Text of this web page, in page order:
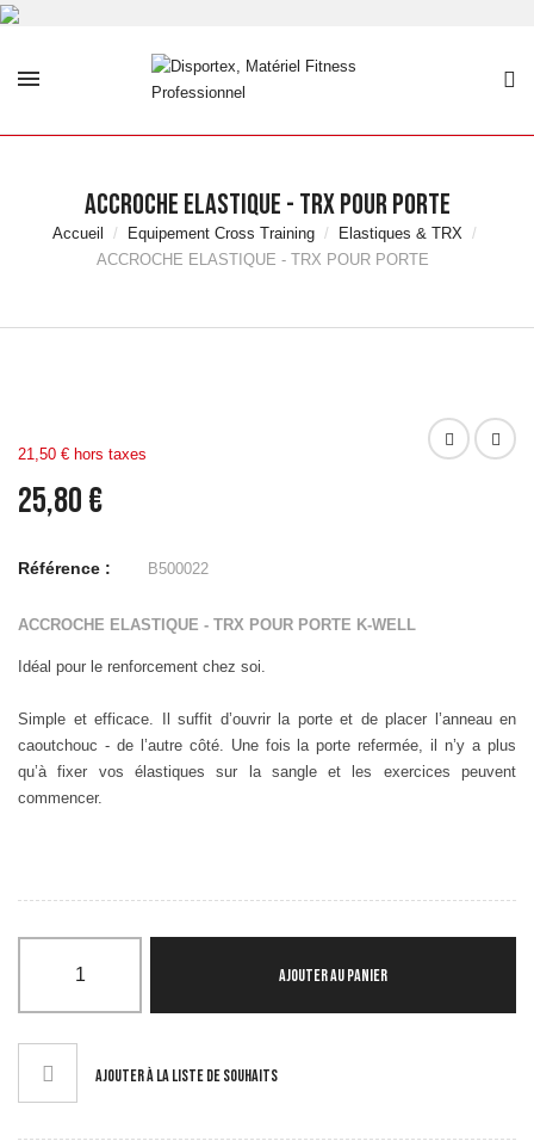
ACCROCHE ELASTIQUE - TRX POUR PORTE
Accueil Equipement Cross Training
Elastiques & TRX
ACCROCHE ELASTIQUE - TRX POUR PORTE
21,50 € hors taxes
25,80 €
Référence : B500022
ACCROCHE ELASTIQUE - TRX POUR PORTE K-WELL
Idéal pour le renforcement chez soi.
Simple et efficace. Il suffit d’ouvrir la porte et de placer l’anneau en
caoutchouc - de l’autre côté. Une fois la porte refermée, il n’y a plus
qu’à fixer vos élastiques sur la sangle et les exercices peuvent
commencer.
AJOUTER AU PANIER
AJOUTER À LA LISTE DE SOUHAITS